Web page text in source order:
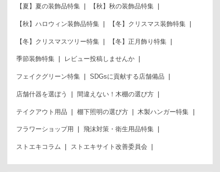
【夏】夏の装飾品特集 【秋】秋の装飾品特集
【秋】ハロウィン装飾品特集 【冬】クリスマス装飾特集
【冬】クリスマスツリー特集 【冬】正月飾り特集
季節装飾特集 レビュー投稿しませんか
フェイクグリーン特集 SDGsに貢献する店舗備品
店舗什器を選ぼう 間違えない！木棚の選び方
テイクアウト用品 棚下照明の選び方 木製ハンガー特集
フラワーショップ用 飛沫対策・衛生用品特集
ストエキコラム ストエキサイト改善委員会